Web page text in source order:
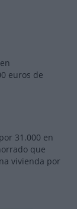
euros de
31.000 en
que
vivienda por